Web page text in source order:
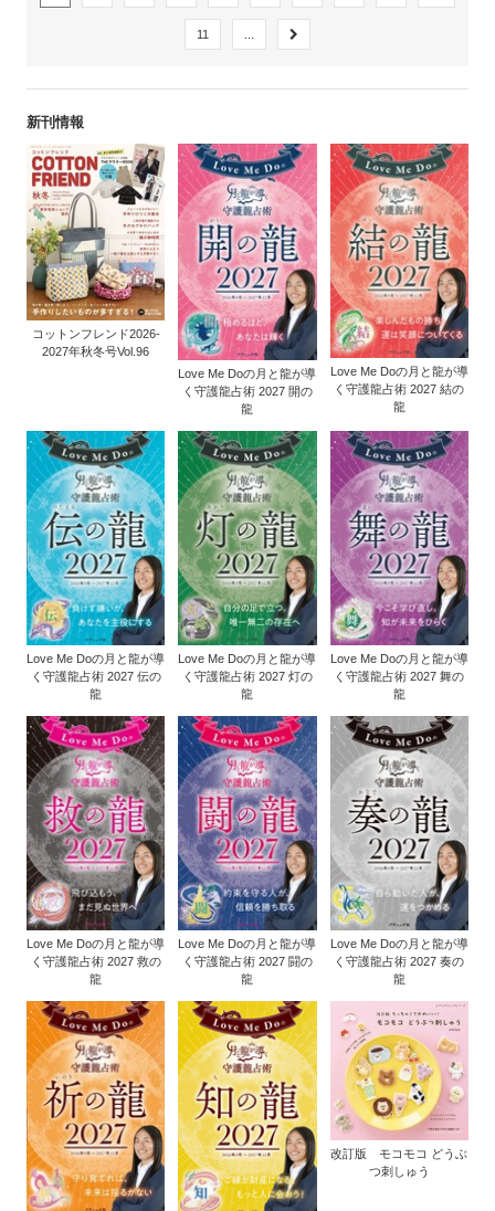
11
新刊情報
コットンフレンド2026-
2027年秋冬号Vol.96
Love Me Doの月と龍が導
く守護龍占術 2027 開の
龍
Love Me Doの月と龍が導
く守護龍占術 2027 結の
龍
Love Me Doの月と龍が導
く守護龍占術 2027 伝の
龍
Love Me Doの月と龍が導
く守護龍占術 2027 灯の
龍
Love Me Doの月と龍が導
く守護龍占術 2027 舞の
龍
Love Me Doの月と龍が導
く守護龍占術 2027 救の
龍
Love Me Doの月と龍が導
く守護龍占術 2027 闘の
龍
Love Me Doの月と龍が導
く守護龍占術 2027 奏の
龍
改訂版 モコモコ どうぶ
つ刺しゅう